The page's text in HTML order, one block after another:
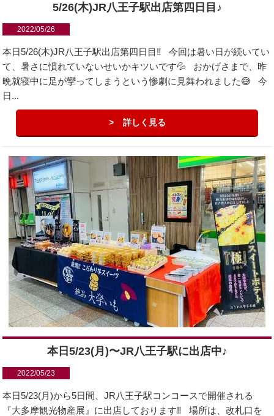
5/26(木)JR八王子駅出店第四日目♪
2022/05/26
本日5/26(木)JR八王子駅出店第四日目‼️ 今回は暑い日が続いてい
て、暑さに慣れていないせいかキツいです💦 おかげさまで、昨
晩就寝中に足が攣ってしまうという惨劇に見舞われました😅 今
日...
詳しく見る
本日5/23(月)〜JR八王子駅に出店中♪
2022/05/23
本日5/23(月)から5日間、JR八王子駅コンコースで開催される
『大多摩観光物産展』に出店しております‼️ 場所は、改札口を